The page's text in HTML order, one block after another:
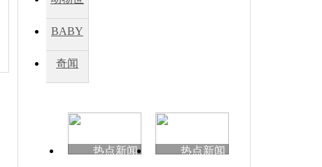
BABY
秀
奇闻
热点新闻
热点新闻